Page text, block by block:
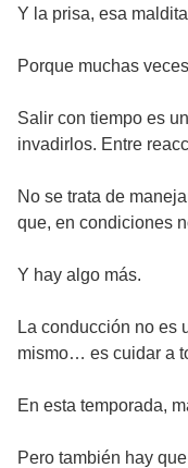
Y la prisa, esa
Porque muchas
Salir con tiempo es
invadirlos. Entre
No se trata de
que, en condiciones
Y hay algo más.
La conducción no es
mismo… es cuidar a
En esta temporada,
Pero también hay